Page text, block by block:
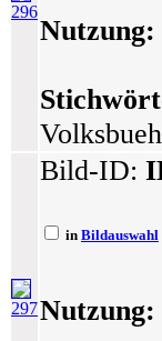
296
Nutzung:
297
Bild-ID:
in Bildauswahl
Nutzung: